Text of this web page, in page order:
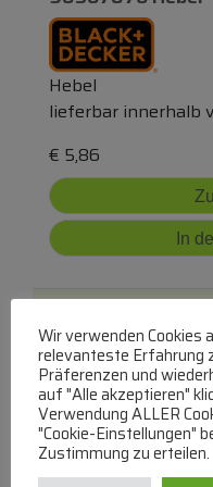
Hebel
lieferbar innerhalb
€ 5,86
In
Ss-1000051447
Wir verwenden Cookies
relevanteste Erfahrung
Präferenzen und
auf "Alle akzeptieren"
Verwendung ALLER
"Cookie-Einstellungen"
Zustimmung zu erteilen.